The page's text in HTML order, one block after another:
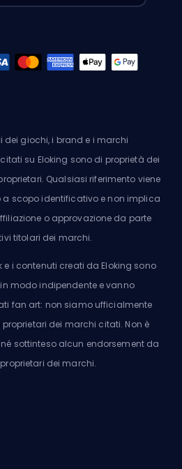
dei giochi, i brand e i marchi
su Eloking sono di proprietà dei
Qualsiasi riferimento viene
a scopo identificativo e non implica
o approvazione da parte
titolari dei marchi.
e i contenuti creati da Eloking sono
modo indipendente e vanno
fan art: non siamo ufficialmente
dei marchi citati. Non è
né sottinteso alcun endorsement da
dei marchi.